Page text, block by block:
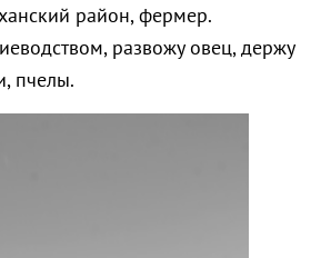
район, фермер.
развожу овец, держу
пчелы.